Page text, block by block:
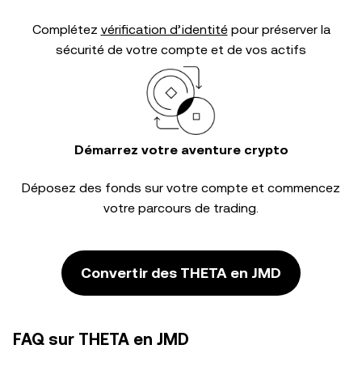
Complétez vérification d’identitépour préserver la
sécurité de votre compte et de vos actifs
Démarrez votre aventure crypto
Déposez des fonds sur votre compte et commencez
votre parcours de trading.
Convertir des THETA en JMD
FAQ sur THETA en JMD